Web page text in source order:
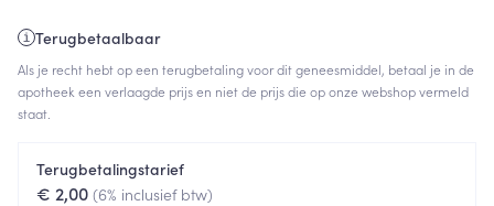
Terugbetaalbaar
Als je recht hebt op een terugbetaling voor dit geneesmiddel, betaal je in de
apotheek een verlaagde prijs en niet de prijs die op onze webshop vermeld
staat.
Terugbetalingstarief
€ 2,00 (6% inclusief btw)